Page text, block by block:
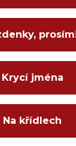
Krycí jména
Na křídlech